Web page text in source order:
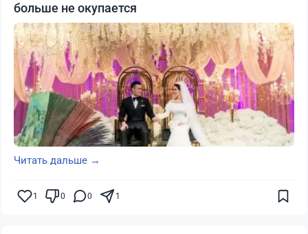
больше не окупается
Читать дальше →
1 0 0 1